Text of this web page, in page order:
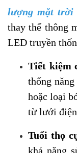
lượng mặt trời
thay thế thông
LED truyền
Tiết kiệm
thống
hoặc loại
từ lưới
Tuổi thọ
khả năng